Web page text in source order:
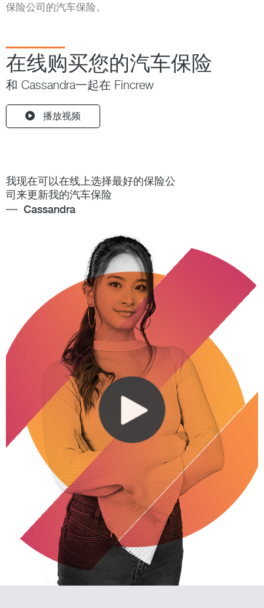
保险公司的汽车保险。
在线购买您的汽车保险
和 Cassandra一起在 Fincrew
播放视频
我现在可以在线上选择最好的保险公
司来更新我的汽车保险
Cassandra